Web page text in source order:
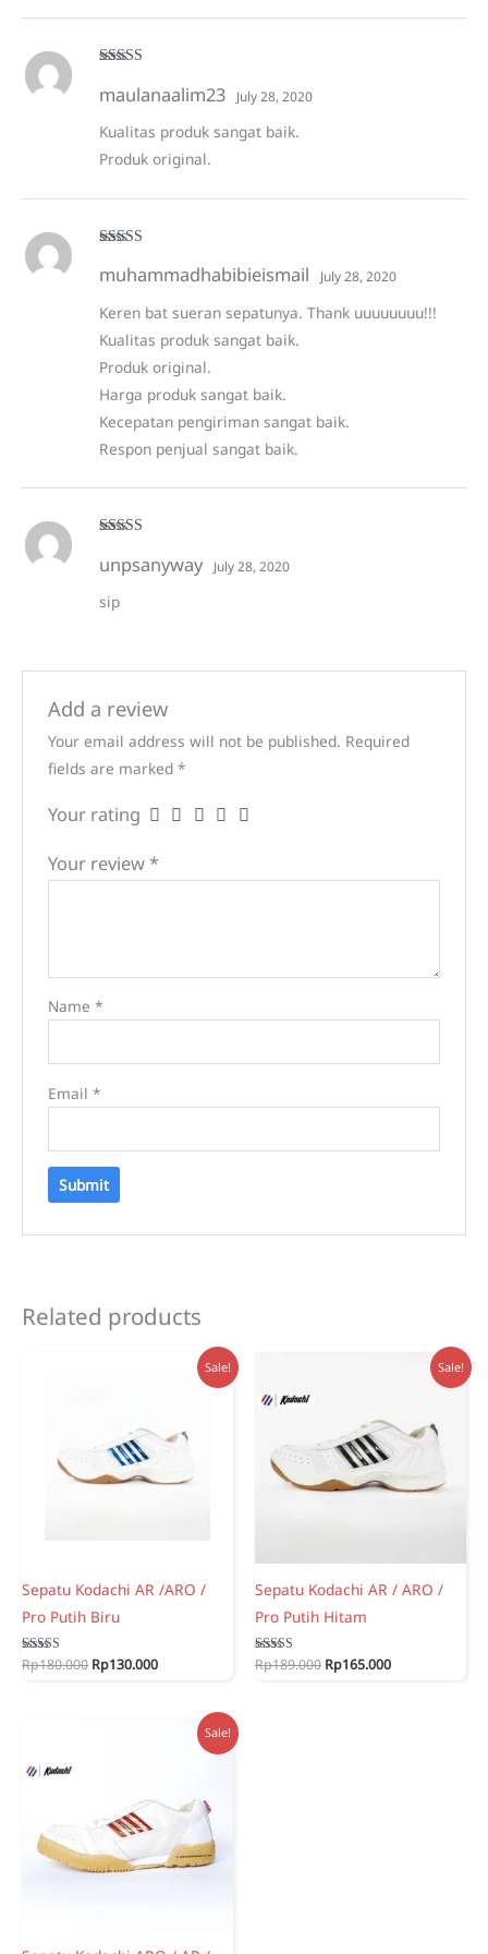
of 5
maulanaalim23 July 28, 2020
Kualitas produk sangat baik.
Produk original.
of 5
muhammadhabibieismail July 28, 2020
Keren bat sueran sepatunya. Thank uuuuuuuu!!!
Kualitas produk sangat baik.
Produk original.
Harga produk sangat baik.
Kecepatan pengiriman sangat baik.
Respon penjual sangat baik.
of 5
unpsanyway July 28, 2020
sip
Add a review
Your email address will not be published. Required
fields are marked *
Your rating
Your review*
Name *
Email *
Related products
Sale!
Sepatu Kodachi AR /ARO /
Pro Putih Biru
Rated
5.00
Rp180.000 Original
Rp130.000Current
Rp130.000.
Sale!
Sepatu Kodachi AR / ARO /
Pro Putih Hitam
Rated
5.00
Rp189.000 Original
Rp165.000Current
Sale!